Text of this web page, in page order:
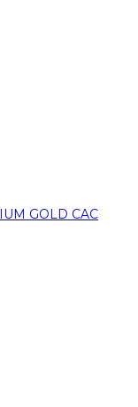
GOLD CAC